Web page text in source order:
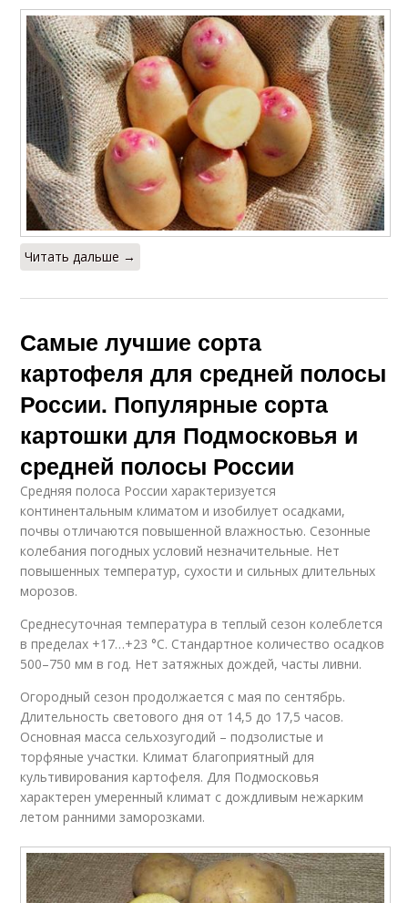
Читать дальше →
Самые лучшие сорта
картофеля для средней полосы
России. Популярные сорта
картошки для Подмосковья и
средней полосы России
Средняя полоса России характеризуется
континентальным климатом и изобилует осадками,
почвы отличаются повышенной влажностью. Сезонные
колебания погодных условий незначительные. Нет
повышенных температур, сухости и сильных длительных
морозов.
Среднесуточная температура в теплый сезон колеблется
в пределах +17…+23 °C. Стандартное количество осадков
500–750 мм в год. Нет затяжных дождей, часты ливни.
Огородный сезон продолжается с мая по сентябрь.
Длительность светового дня от 14,5 до 17,5 часов.
Основная масса сельхозугодий – подзолистые и
торфяные участки. Климат благоприятный для
культивирования картофеля. Для Подмосковья
характерен умеренный климат с дождливым нежарким
летом ранними заморозками.